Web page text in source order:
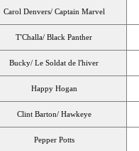
Carol Denvers/ Captain Marvel
T'Challa/ Black Panther
Bucky/ Le Soldat de l'hiver
Happy Hogan
Clint Barton/ Hawkeye
Pepper Potts